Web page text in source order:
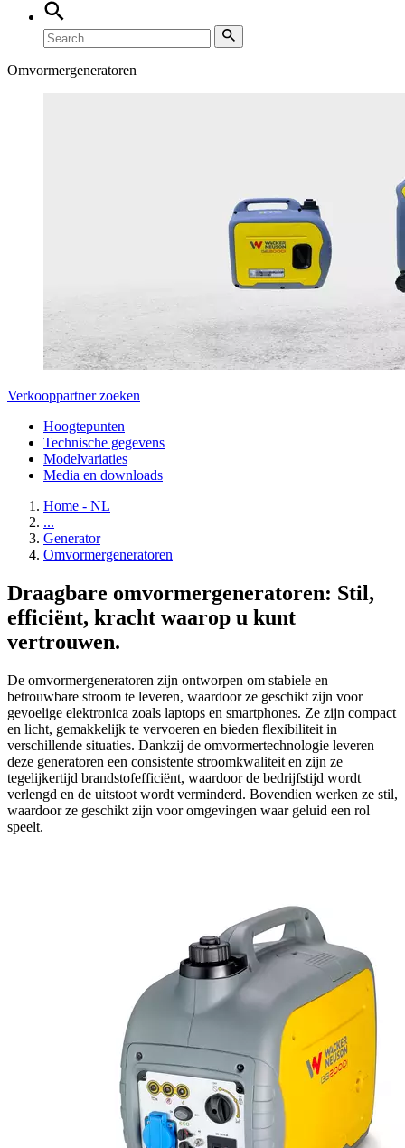
Omvormergeneratoren
Verkooppartner zoeken
Hoogtepunten
Technische gegevens
Modelvariaties
Media en downloads
Home - NL
...
Generator
Omvormergeneratoren
Draagbare omvormergeneratoren: Stil,
efficiënt, kracht waarop u kunt
vertrouwen.
De omvormergeneratoren zijn ontworpen om stabiele en
betrouwbare stroom te leveren, waardoor ze geschikt zijn voor
gevoelige elektronica zoals laptops en smartphones. Ze zijn compact
en licht, gemakkelijk te vervoeren en bieden flexibiliteit in
verschillende situaties. Dankzij de omvormertechnologie leveren
deze generatoren een consistente stroomkwaliteit en zijn ze
tegelijkertijd brandstofefficiënt, waardoor de bedrijfstijd wordt
verlengd en de uitstoot wordt verminderd. Bovendien werken ze stil,
waardoor ze geschikt zijn voor omgevingen waar geluid een rol
speelt.